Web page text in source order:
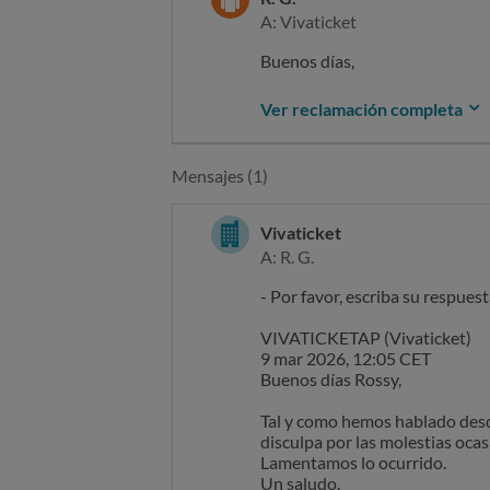
A: Vivaticket
Buenos días,
Compré 5 entradas para DON
ESCENARIO EN VARIAS
Las entradas están una al
Las soluciones que me
DINERO algo que no me
Me quedo a la espera de una
que era mi idea desde el minuto
Gracias.
Ver reclamación completa
Mensajes (1)
Vivaticket
A: R. G.
- Por favor, escriba su
VIVATICKETAP (Vivaticket)
9 mar 2026, 12:05 CET
Buenos días Rossy,
Tal y como hemos hablado
disculpa por las molestias
Lamentamos lo ocurrido.
Un saludo.